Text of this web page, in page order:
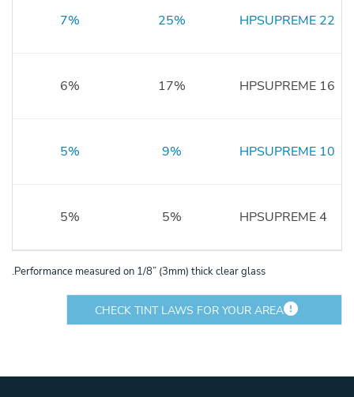
HPSUPREME 22
25%
7%
HPSUPREME 16
17%
6%
HPSUPREME 10
9%
5%
HPSUPREME 4
5%
5%
Performance measured on 1/8” (3mm) thick clear glass.
CHECK TINT LAWS FOR YOUR AREA